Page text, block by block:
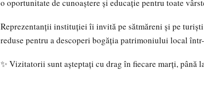
o oportunitate de cunoaștere și educație pentru toate
Reprezentanții instituției îi invită pe sătmăreni și pe
reduse pentru a descoperi bogăția patrimoniului local
✨ Vizitatorii sunt așteptați cu drag în fiecare marți, până